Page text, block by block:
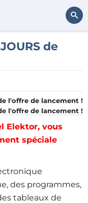
Rechercher
de
l'offre de lancement !
Elektor, vous
spéciale
des programmes,
tableaux de